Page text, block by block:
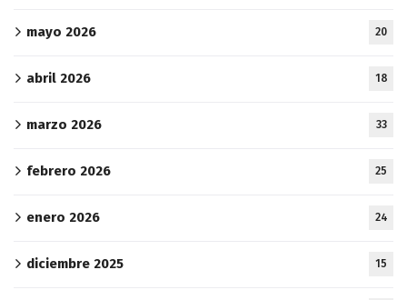
mayo 2026 20
abril 2026 18
marzo 2026 33
febrero 2026 25
enero 2026 24
diciembre 2025 15